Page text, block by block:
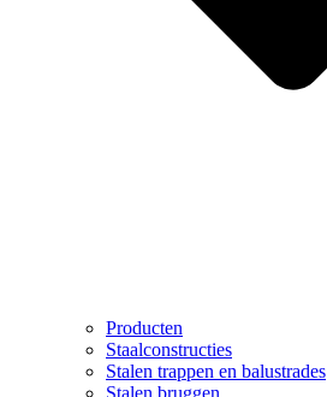
Producten
Staalconstructies
Stalen trappen en balustrades
Stalen bruggen